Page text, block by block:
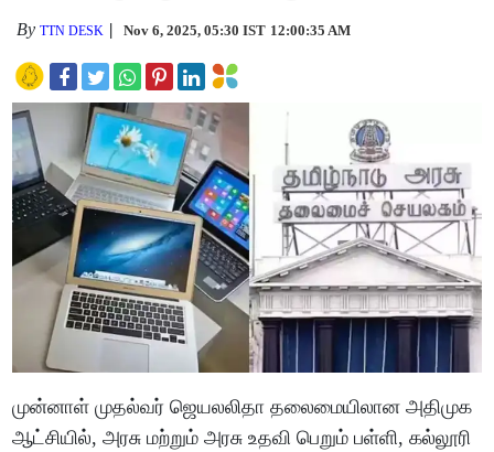
ByTTN DESK Nov 6, 2025, 05:30 IST 12:00:35 AM
முன்னாள் முதல்வர் ஜெயலலிதா தலைமையிலான அதிமுக
ஆட்சியில், அரசு மற்றும் அரசு உதவி பெறும் பள்ளி, கல்லூரி